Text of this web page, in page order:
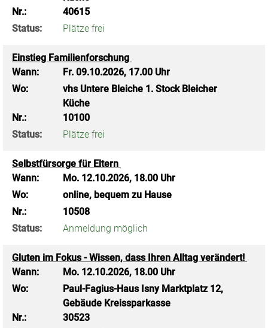
Nr.:
40615
Status:
Plätze frei
Einstieg Familienforschung
Wann:
Fr. 09.10.2026, 17.00 Uhr
Wo:
vhs Untere Bleiche 1. Stock Bleicher
Küche
Nr.:
10100
Status:
Plätze frei
Selbstfürsorge für Eltern
Wann:
Mo. 12.10.2026, 18.00 Uhr
Wo:
online, bequem zu Hause
Nr.:
10508
Status:
Anmeldung möglich
Gluten im Fokus - Wissen, dass Ihren Alltag verändert!
Wann:
Mo. 12.10.2026, 18.00 Uhr
Wo:
Paul-Fagius-Haus Isny Marktplatz 12,
Gebäude Kreissparkasse
Nr.:
30523